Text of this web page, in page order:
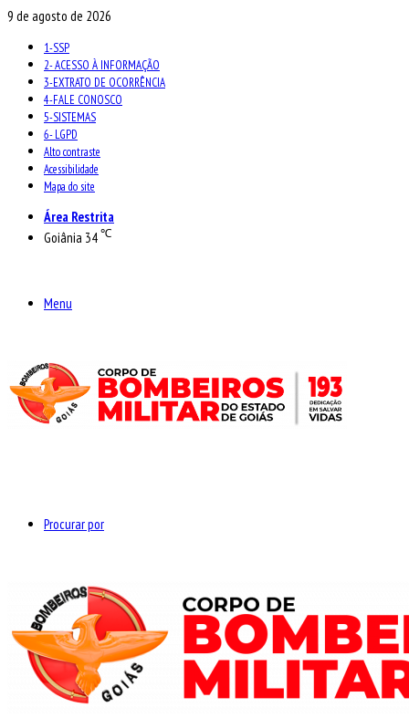
9 de agosto de 2026
1-SSP
2- ACESSO À INFORMAÇÃO
3-EXTRATO DE OCORRÊNCIA
4-FALE CONOSCO
5-SISTEMAS
6- LGPD
Alto contraste
Acessibilidade
Mapa do site
Área Restrita
Goiânia 34℃
Menu
Procurar por